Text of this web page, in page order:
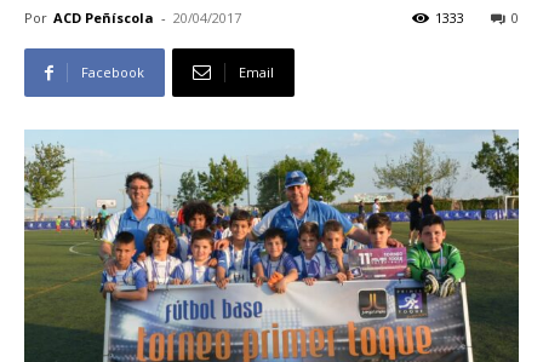
Por ACD Peñíscola - 20/04/2017 0
1333
Facebook Email